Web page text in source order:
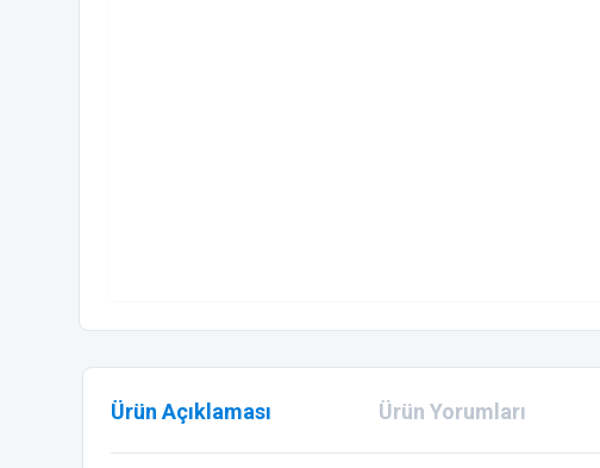
Ürün Açıklaması Ürün Yorumları